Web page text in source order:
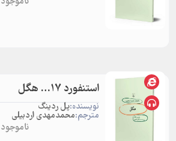
استنفورد 17… هگل
نویسنده:پل ردینگ
مترجم:محمدمهدی اردبیلی
ناموجود